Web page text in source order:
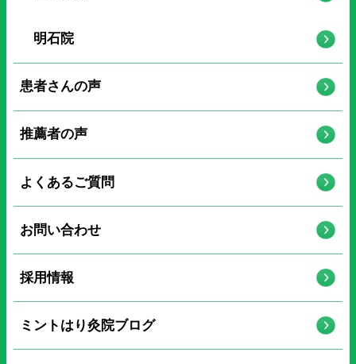
明石院
患者さんの声
推薦者の声
よくあるご質問
お問い合わせ
採用情報
ミントはり灸院ブログ